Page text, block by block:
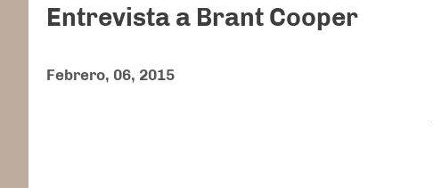
Entrevista a Brant Cooper
Febrero, 06, 2015